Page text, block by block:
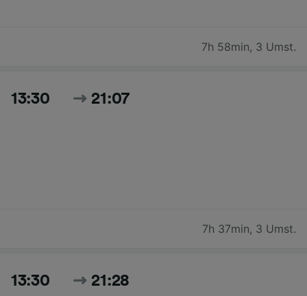
7h 58min, 3 Umst.
13:30 21:07
7h 37min, 3 Umst.
13:30 21:28